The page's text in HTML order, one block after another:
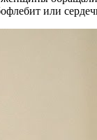
или